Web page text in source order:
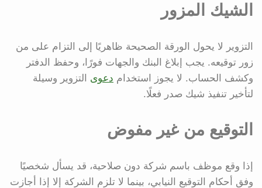
الشيك المزور
التزوير لا يحول الورقة الصحيحة ظاهريًا إلى التزام على من
زور توقيعه. يجب إبلاغ البنك والجهات فورًا، وحفظ الدفتر
وكشف الحساب. لا يجوز استخدام دعوى التزوير وسيلة
لتأخير تنفيذ شيك صدر فعلًا.
التوقيع من غير مفوض
إذا وقع موظف باسم شركة دون صلاحية، قد يسأل شخصيًا
وفق أحكام التوقيع النيابي، بينما لا تلزم الشركة إلا إذا أجازت